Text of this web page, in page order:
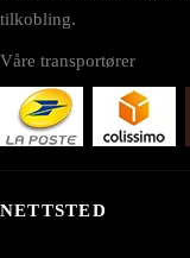
tilkobling.
Våre transportører
NETTSTED